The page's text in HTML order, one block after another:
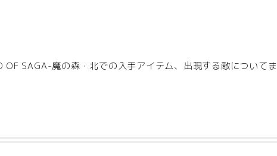
SAGA-魔の森・北での入手アイテム、出現する敵についてま